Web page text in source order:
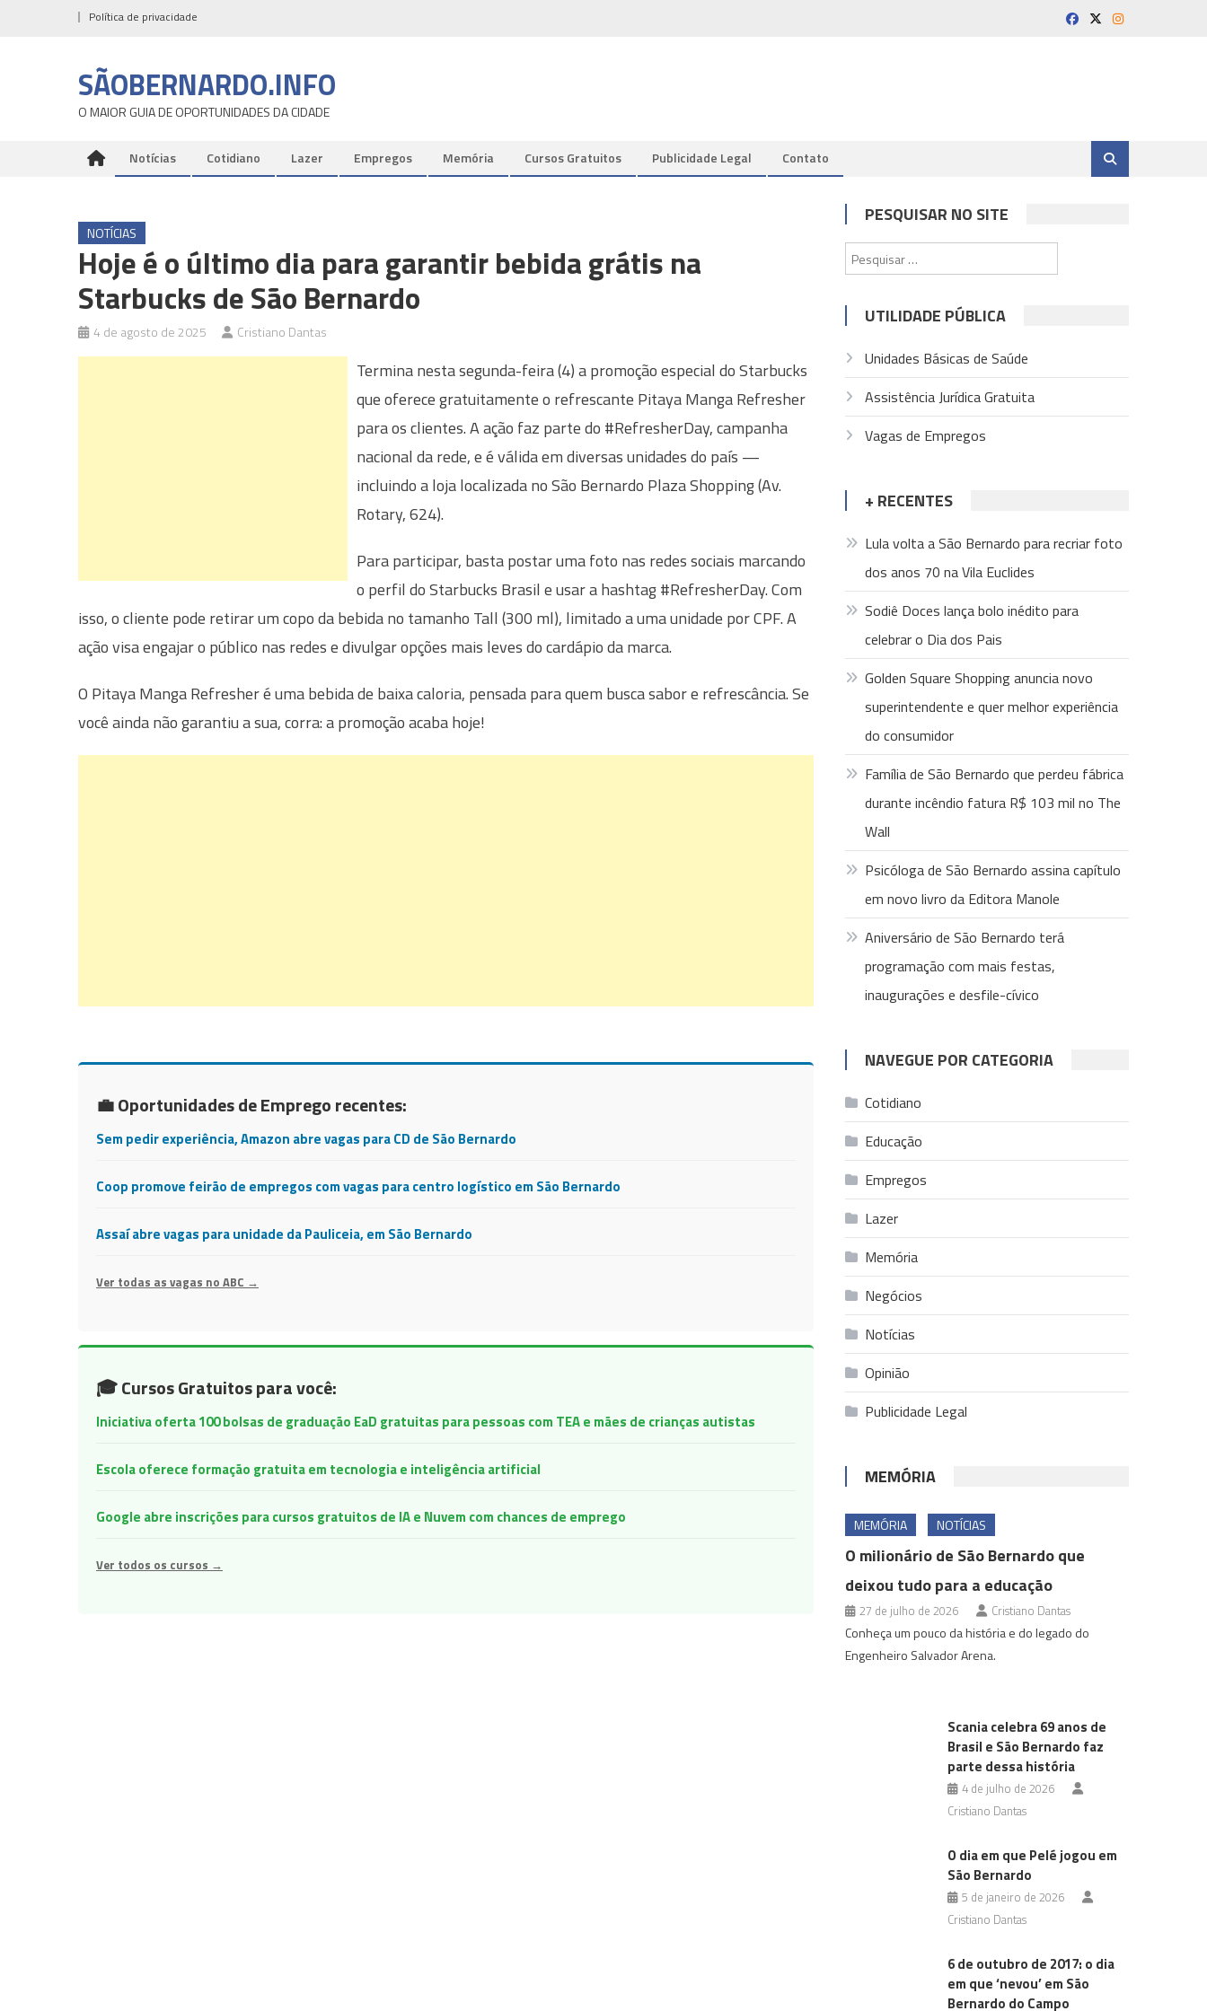
Política de privacidade
SÃOBERNARDO.INFO
O MAIOR GUIA DE OPORTUNIDADES DA CIDADE
Notícias Cotidiano Lazer Empregos Memória Cursos Gratuitos Publicidade Legal Contato
NOTÍCIAS
Hoje é o último dia para garantir bebida grátis na
Starbucks de São Bernardo
4 de agosto de 2025 Cristiano Dantas
Termina nesta segunda-feira (4) a promoção especial do Starbucks
que oferece gratuitamente o refrescante Pitaya Manga Refresher
para os clientes. A ação faz parte do #RefresherDay, campanha
nacional da rede, e é válida em diversas unidades do país —
incluindo a loja localizada no São Bernardo Plaza Shopping (Av.
Rotary, 624).
Para participar, basta postar uma foto nas redes sociais marcando
o perfil do Starbucks Brasil e usar a hashtag #RefresherDay. Com
isso, o cliente pode retirar um copo da bebida no tamanho Tall (300 ml), limitado a uma unidade por CPF. A
ação visa engajar o público nas redes e divulgar opções mais leves do cardápio da marca.
O Pitaya Manga Refresher é uma bebida de baixa caloria, pensada para quem busca sabor e refrescância. Se
você ainda não garantiu a sua, corra: a promoção acaba hoje!
💼 Oportunidades de Emprego recentes:
Sem pedir experiência, Amazon abre vagas para CD de São Bernardo
Coop promove feirão de empregos com vagas para centro logístico em São Bernardo
Assaí abre vagas para unidade da Pauliceia, em São Bernardo
Ver todas as vagas no ABC →
🎓 Cursos Gratuitos para você:
Iniciativa oferta 100 bolsas de graduação EaD gratuitas para pessoas com TEA e mães de crianças autistas
Escola oferece formação gratuita em tecnologia e inteligência artificial
Google abre inscrições para cursos gratuitos de IA e Nuvem com chances de emprego
Ver todos os cursos →
PESQUISAR NO SITE
por:
UTILIDADE PÚBLICA
Unidades Básicas de Saúde
Assistência Jurídica Gratuita
Vagas de Empregos
+ RECENTES
Lula volta a São Bernardo para recriar foto
dos anos 70 na Vila Euclides
Sodiê Doces lança bolo inédito para
celebrar o Dia dos Pais
Golden Square Shopping anuncia novo
superintendente e quer melhor experiência
do consumidor
Família de São Bernardo que perdeu fábrica
durante incêndio fatura R$ 103 mil no The
Wall
Psicóloga de São Bernardo assina capítulo
em novo livro da Editora Manole
Aniversário de São Bernardo terá
programação com mais festas,
inaugurações e desfile-cívico
NAVEGUE POR CATEGORIA
Cotidiano
Educação
Empregos
Lazer
Memória
Negócios
Notícias
Opinião
Publicidade Legal
MEMÓRIA
MEMÓRIA NOTÍCIAS
O milionário de São Bernardo que
deixou tudo para a educação
27 de julho de 2026 Cristiano Dantas
Conheça um pouco da história e do legado do
Engenheiro Salvador Arena.
Scania celebra 69 anos de
Brasil e São Bernardo faz
parte dessa história
4 de julho de 2026
Cristiano Dantas
O dia em que Pelé jogou em
São Bernardo
5 de janeiro de 2026
Cristiano Dantas
6 de outubro de 2017: o dia
em que ‘nevou’ em São
Bernardo do Campo